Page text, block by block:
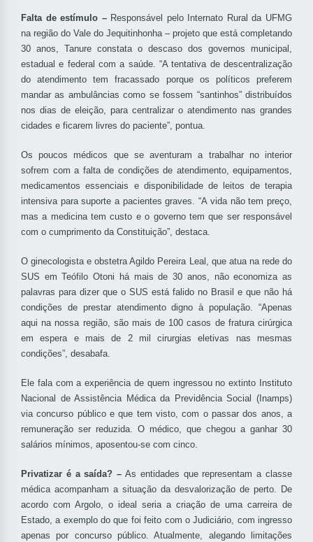
Falta de estímulo –Responsável pelo Internato Rural da UFMG
na região do Vale do Jequitinhonha – projeto que está completando
30 anos, Tanure constata o descaso dos governos municipal,
estadual e federal com a saúde. “A tentativa de descentralização
do atendimento tem fracassado porque os políticos preferem
mandar as ambulâncias como se fossem “santinhos” distribuídos
nos dias de eleição, para centralizar o atendimento nas grandes
cidades e ficarem livres do paciente”, pontua.
Os poucos médicos que se aventuram a trabalhar no interior
sofrem com a falta de condições de atendimento, equipamentos,
medicamentos essenciais e disponibilidade de leitos de terapia
intensiva para suporte a pacientes graves. “A vida não tem preço,
mas a medicina tem custo e o governo tem que ser responsável
com o cumprimento da Constituição”, destaca.
O ginecologista e obstetra Agildo Pereira Leal, que atua na rede do
SUS em Teófilo Otoni há mais de 30 anos, não economiza as
palavras para dizer que o SUS está falido no Brasil e que não há
condições de prestar atendimento digno à população. “Apenas
aqui na nossa região, são mais de 100 casos de fratura cirúrgica
em espera e mais de 2 mil cirurgias eletivas nas mesmas
condições”, desabafa.
Ele fala com a experiência de quem ingressou no extinto Instituto
Nacional de Assistência Médica da Previdência Social (Inamps)
via concurso público e que tem visto, com o passar dos anos, a
remuneração ser reduzida. O médico, que chegou a ganhar 30
salários mínimos, aposentou-se com cinco.
Privatizar é a saída? – As entidades que representam a classe
médica acompanham a situação da desvalorização de perto. De
acordo com Argolo, o ideal seria a criação de uma carreira de
Estado, a exemplo do que foi feito com o Judiciário, com ingresso
apenas por concurso público. Atualmente, alegando limitações